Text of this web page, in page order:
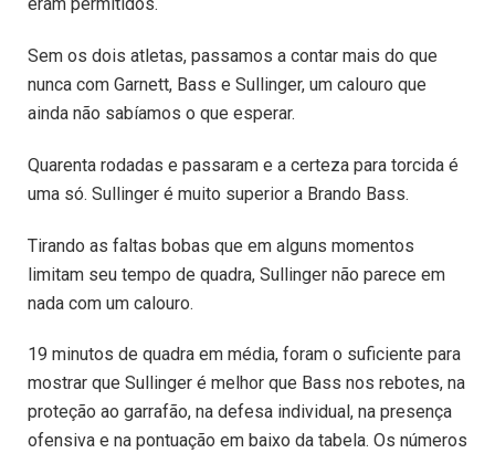
Sem os dois atletas, passamos a contar mais do que
nunca com Garnett, Bass e Sullinger, um calouro que
ainda não sabíamos o que esperar.
Quarenta rodadas e passaram e a certeza para torcida é
uma só. Sullinger é muito superior a Brando Bass.
Tirando as faltas bobas que em alguns momentos
limitam seu tempo de quadra, Sullinger não parece em
nada com um calouro.
19 minutos de quadra em média, foram o suficiente para
mostrar que Sullinger é melhor que Bass nos rebotes, na
proteção ao garrafão, na defesa individual, na presença
ofensiva e na pontuação em baixo da tabela. Os números